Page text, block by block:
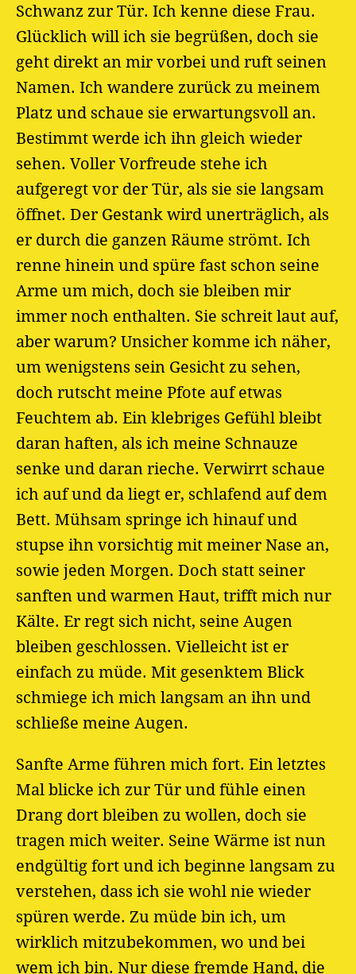
Schwanz zur Tür. Ich kenne diese Frau.
Glücklich will ich sie begrüßen, doch sie
geht direkt an mir vorbei und ruft seinen
Namen. Ich wandere zurück zu meinem
Platz und schaue sie erwartungsvoll an.
Bestimmt werde ich ihn gleich wieder
sehen. Voller Vorfreude stehe ich
aufgeregt vor der Tür, als sie sie langsam
öffnet. Der Gestank wird unerträglich, als
er durch die ganzen Räume strömt. Ich
renne hinein und spüre fast schon seine
Arme um mich, doch sie bleiben mir
immer noch enthalten. Sie schreit laut auf,
aber warum? Unsicher komme ich näher,
um wenigstens sein Gesicht zu sehen,
doch rutscht meine Pfote auf etwas
Feuchtem ab. Ein klebriges Gefühl bleibt
daran haften, als ich meine Schnauze
senke und daran rieche. Verwirrt schaue
ich auf und da liegt er, schlafend auf dem
Bett. Mühsam springe ich hinauf und
stupse ihn vorsichtig mit meiner Nase an,
sowie jeden Morgen. Doch statt seiner
sanften und warmen Haut, trifft mich nur
Kälte. Er regt sich nicht, seine Augen
bleiben geschlossen. Vielleicht ist er
einfach zu müde. Mit gesenktem Blick
schmiege ich mich langsam an ihn und
schließe meine Augen.
Sanfte Arme führen mich fort. Ein letztes
Mal blicke ich zur Tür und fühle einen
Drang dort bleiben zu wollen, doch sie
tragen mich weiter. Seine Wärme ist nun
endgültig fort und ich beginne langsam zu
verstehen, dass ich sie wohl nie wieder
spüren werde. Zu müde bin ich, um
wirklich mitzubekommen, wo und bei
wem ich bin. Nur diese fremde Hand, die